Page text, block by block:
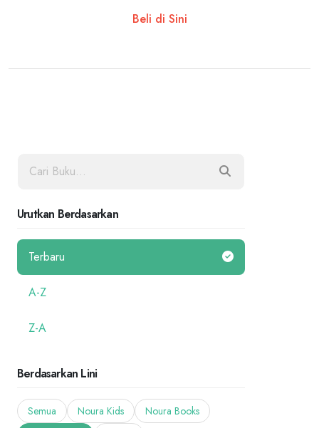
Beli di Sini
Urutkan Berdasarkan
Terbaru
A-Z
Z-A
Berdasarkan Lini
Semua Noura Kids
Noura Books